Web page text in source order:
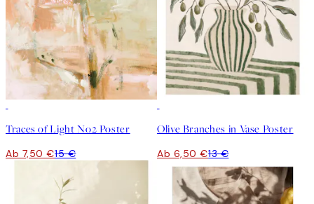
Traces of Light No2 Poster
Ab 7,50 €15 €
Olive Branches in Vase Poster
Ab 6,50 €13 €